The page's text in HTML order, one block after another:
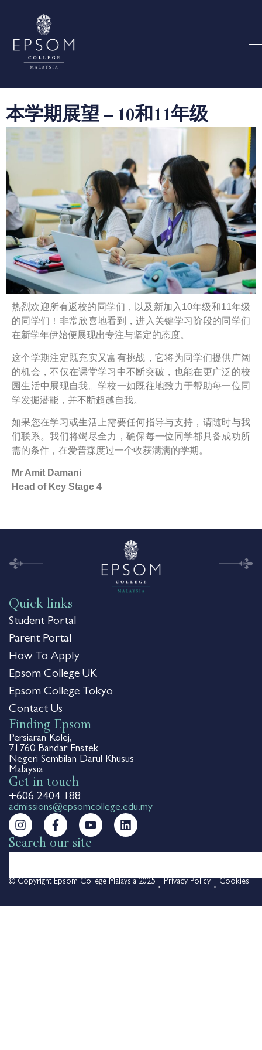
本学期展望 – 10和11年级
热烈欢迎所有返校的同学们，以及新加入10年级和11年级
的同学们！非常欣喜地看到，进入关键学习阶段的同学们
在新学年伊始便展现出专注与坚定的态度。
这个学期注定既充实又富有挑战，它将为同学们提供广阔
的机会，不仅在课堂学习中不断突破，也能在更广泛的校
园生活中展现自我。学校一如既往地致力于帮助每一位同
学发掘潜能，并不断超越自我。
如果您在学习或生活上需要任何指导与支持，请随时与我
们联系。我们将竭尽全力，确保每一位同学都具备成功所
需的条件，在爱普森度过一个收获满满的学期。
Mr Amit Damani
Head of Key Stage 4
Quick links
Student Portal
Parent Portal
How To Apply
Epsom College UK
Epsom College Tokyo
Contact Us
Finding Epsom
Persiaran Kolej,
71760 Bandar Enstek
Negeri Sembilan Darul Khusus
Malaysia
Get in touch
+606 2404 188
admissions@epsomcollege.edu.my
Search our site
© Copyright Epsom College Malaysia 2025 Privacy Policy Cookies